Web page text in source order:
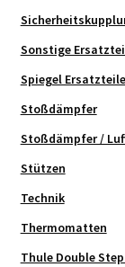
Sonstige
Spiegel Ersatzteile
Stoßdämpfer
Stoßdämpfer /
Stützen
Technik
Thermomatten
Thule Double Step